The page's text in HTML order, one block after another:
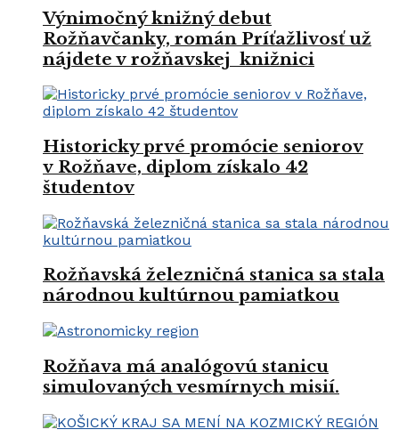
Výnimočný knižný debut
Rožňavčanky, román Príťažlivosť už
nájdete v rožňavskej knižnici
Historicky prvé promócie seniorov
v Rožňave, diplom získalo 42
študentov
Rožňavská železničná stanica sa stala
národnou kultúrnou pamiatkou
Rožňava má analógovú stanicu
simulovaných vesmírnych misií.